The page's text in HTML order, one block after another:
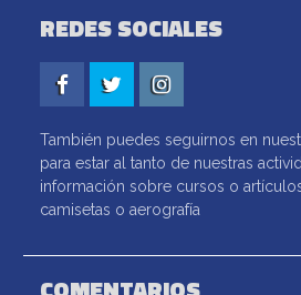
REDES SOCIALES
También puedes seguirnos en
para estar al tanto de nuestras
información sobre cursos o
camisetas o aerografía